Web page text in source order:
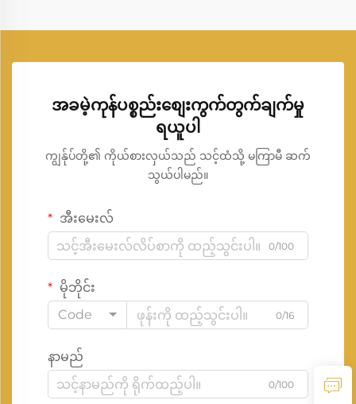
အခမဲ့ကုန်ပစ္စည်းစျေးကွက်တွက်ချက်မှု
ရယူပါ
ကျွန်ုပ်တို့၏ ကိုယ်စားလှယ်သည် သင့်ထံသို့ မကြာမီ ဆက်
သွယ်ပါမည်။
အီးမေးလ်
0/100
မိုဘိုင်း
Code
0/16
နာမည်
0/100